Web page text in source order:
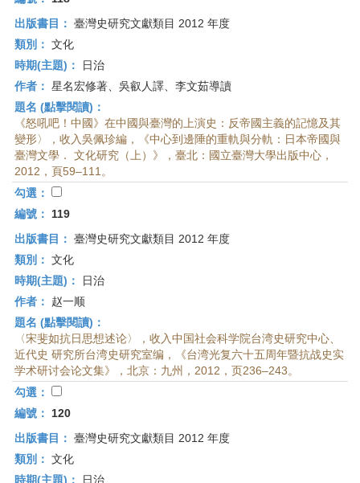
出版書目： 臺灣史研究文獻類目 2012 年度
類別： 文化
時期(主題)：
日治
作者： 星名宏修著、吳叡人譯、李文茹導讀
題名 (點擊閱讀)：
《怒吼吧！中國》在中國與臺灣的上演史：反帝國主義的記憶及其
變形〉，收入吳佩珍編，《中心到邊陲的重軌與分軌：日本帝國與
臺灣文學． 文化研究（上）》，臺北：國立臺灣大學出版中心，
2012，頁59–111。
勾選：
編號：
119
出版書目： 臺灣史研究文獻類目 2012 年度
類別： 文化
時期(主題)：
日治
作者：
赵一顺
題名 (點擊閱讀)：
〈宋斐如抗日思想述论〉，收入中国社会科学院台湾史研究中心、
近代史 研究所台湾史研究室编，《台湾光复六十五周年暨抗战史实
学术研讨会论文集》，北京：九州，2012，页236–243。
勾選：
編號：
120
出版書目： 臺灣史研究文獻類目 2012 年度
類別： 文化
時期(主題)：
日治